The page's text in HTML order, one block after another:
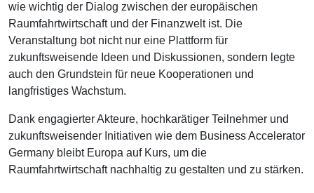
wie wichtig der Dialog zwischen der europäischen
Raumfahrtwirtschaft und der Finanzwelt ist. Die
Veranstaltung bot nicht nur eine Plattform für
zukunftsweisende Ideen und Diskussionen, sondern legte
auch den Grundstein für neue Kooperationen und
langfristiges Wachstum.
Dank engagierter Akteure, hochkarätiger Teilnehmer und
zukunftsweisender Initiativen wie dem Business Accelerator
Germany bleibt Europa auf Kurs, um die
Raumfahrtwirtschaft nachhaltig zu gestalten und zu stärken.